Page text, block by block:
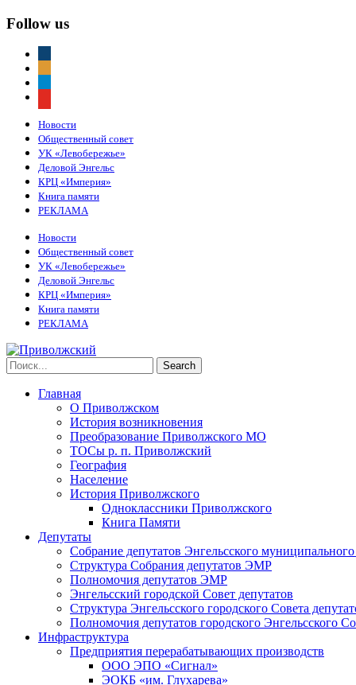
Follow us
Новости
Общественный совет
УК «Левобережье»
Деловой Энгельс
КРЦ «Империя»
Книга памяти
РЕКЛАМА
Новости
Общественный совет
УК «Левобережье»
Деловой Энгельс
КРЦ «Империя»
Книга памяти
РЕКЛАМА
Главная
О Приволжском
История возникновения
Преобразование Приволжского МО
ТОСы р. п. Приволжский
География
Население
История Приволжского
Одноклассники Приволжского
Книга Памяти
Депутаты
Собрание депутатов Энгельсского
Структура Собрания депутатов ЭМР
Полномочия депутатов ЭМР
Энгельсский городской Совет депутатов
Структура Энгельсского городского Совета
Полномочия депутатов городского Энгельсского
Инфраструктура
Предприятия перерабатывающих производств
ООО ЭПО «Сигнал»
ЭОКБ «им. Глухарева»